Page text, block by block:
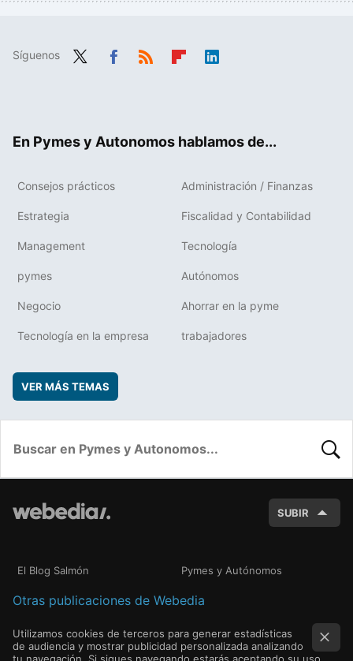
Síguenos
En Pymes y Autonomos hablamos de...
Consejos prácticos Administración / Finanzas
Estrategia Fiscalidad y Contabilidad
Management Tecnología
pymes Autónomos
Negocio Ahorrar en la pyme
Tecnología en la empresa trabajadores
VER MÁS TEMAS
SUBIR
El Blog Salmón Pymes y Autónomos
Otras publicaciones de Webedia
Utilizamos cookies de terceros para generar estadísticas
de audiencia y mostrar publicidad personalizada analizando